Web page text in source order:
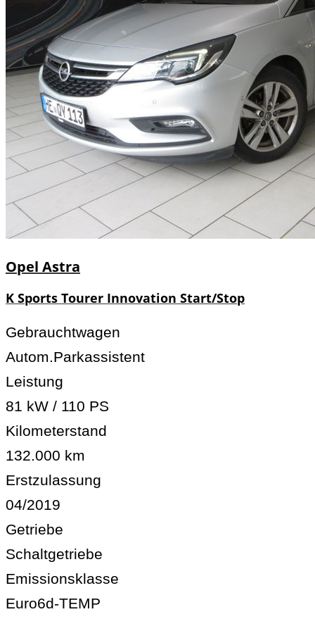
Opel Astra
K Sports Tourer Innovation Start/Stop
Gebrauchtwagen
Autom.Parkassistent
Leistung
81 kW / 110 PS
Kilometerstand
132.000 km
Erstzulassung
04/2019
Getriebe
Schaltgetriebe
Emissionsklasse
Euro6d-TEMP